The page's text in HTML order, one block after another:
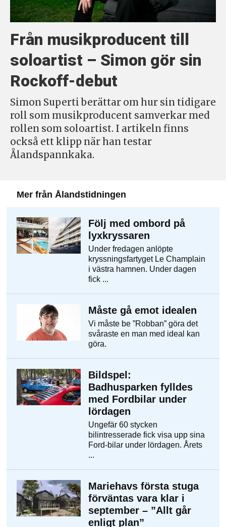
Från musikproducent till
soloartist – Simon gör sin
Rockoff-debut
Simon Superti berättar om hur sin tidigare
roll som musikproducent samverkar med
rollen som soloartist. I artikeln finns
också ett klipp när han testar
Ålandspannkaka.